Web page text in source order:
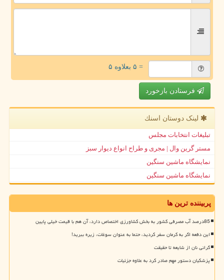
= ۵ بعلاوه ۵
فرستادن بازخورد
لینک دوستان اسنك
تبلیغات انتخابات مجلس
مستر گرین وال | مجری و طراح انواع دیوار سبز
نمایشگاه ماشین سنگین
نمایشگاه ماشین سنگین
پربیننده ترین ها
85درصد آب مصرفی کشور به بخش کشاورزی اختصاص دارد، آن هم با قیمت خیلی پایین
این دفعه اگر به کرمان سفر کردید، حتما به عنوان سوغات، زیره ببرید!
گرانی نان از شایعه تا حقیقت
پزشکیان دستور مهم صادر کرد به علاوه جزئیات